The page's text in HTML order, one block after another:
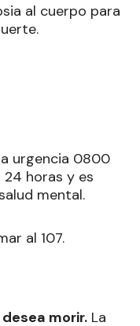
al cuerpo para
urgencia 0800
24 horas y es
mental.
al 107.
morir. La